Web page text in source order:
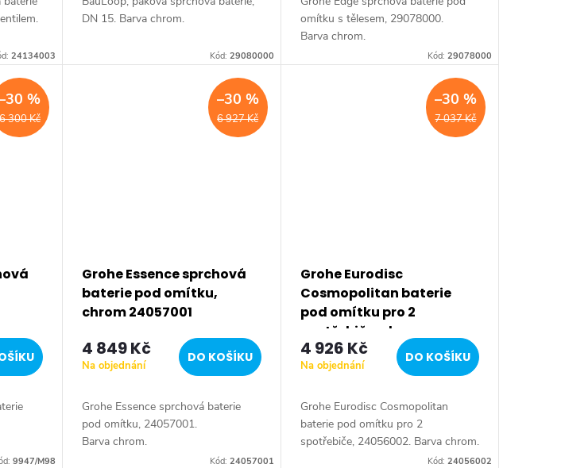
24134003
DN 15. Barva chrom.
Kód: 29080000
omítku s tělesem, 29078000.
Barva chrom.
Kód: 29078000
300 Kč
%
9947/M98
6 927 Kč
–30 %
Grohe Essence sprchová
baterie pod omítku,
chrom 24057001
4 849 Kč
Na objednání
DO KOŠÍKU
Grohe Essence sprchová baterie
pod omítku, 24057001.
Barva chrom.
Kód: 24057001
7 037 Kč
–30 %
Grohe Eurodisc
Cosmopolitan baterie
pod omítku pro 2
spotřebiče, chrom
24056002
4 926 Kč
Na objednání
DO KOŠÍKU
Grohe Eurodisc Cosmopolitan
baterie pod omítku pro 2
spotřebiče, 24056002. Barva chrom.
Kód: 24056002